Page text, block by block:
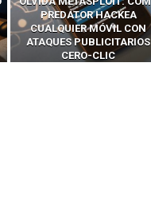
INTERCEPTAN OTPS Y
LLAMADAS MÓVILES SIN
‘HACKEAR’ — EL INCREÍBLE
PODER DE LOS SIM BOXES”